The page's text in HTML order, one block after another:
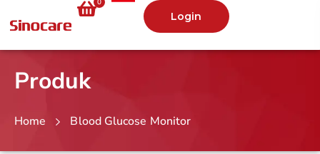
0
Login
Produk
Home Blood Glucose Monitor